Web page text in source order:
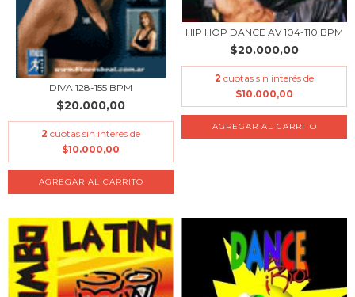
DIVA 128-155 BPM
$20.000,00
2 cuotas sin interés de
$10.000,00
HIP HOP DANCE AV 104-110 BPM
$20.000,00
2 cuotas sin interés de
$10.000,00